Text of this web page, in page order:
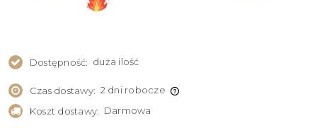
Dostępność: duża ilość
Czas dostawy: 2 dni robocze
Koszt dostawy: Darmowa